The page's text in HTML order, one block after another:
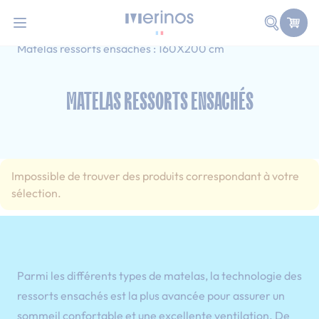
Faire
Accueil
Matelas ressorts ensachés
Matelas ressorts ensachés : 160X200 cm
MATELAS RESSORTS ENSACHÉS
Impossible de trouver des produits correspondant à votre
sélection.
Parmi les différents types de matelas, la technologie des
ressorts ensachés est la plus avancée pour assurer un
sommeil confortable et une excellente ventilation. De